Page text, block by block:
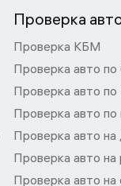
Проверка
Проверка КБМ
Проверка авто
Проверка авто
Проверка авто
Проверка авто
Проверка авто на
Проверка авто на